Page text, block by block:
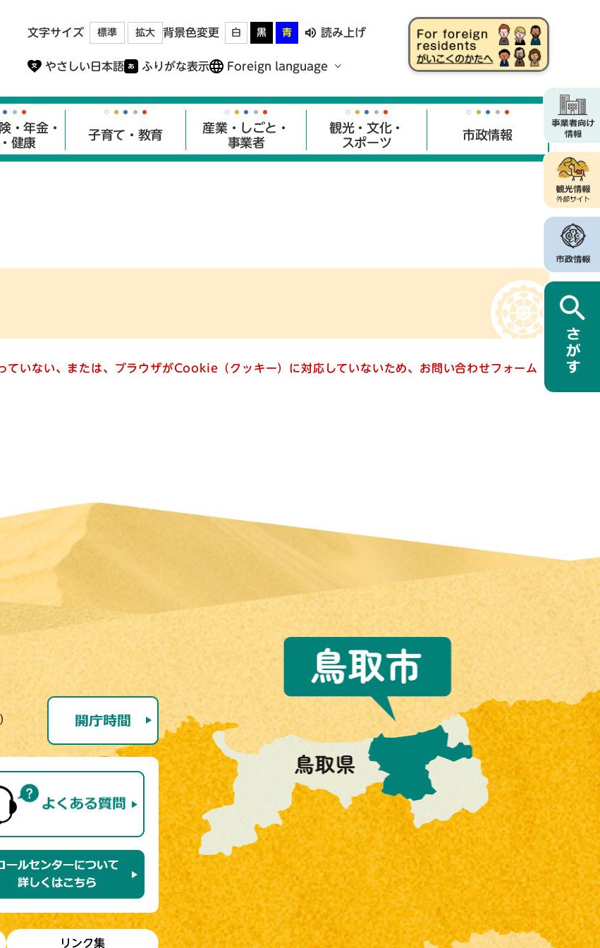
文字サイズ 標準 拡大 背景色変更 白 黒 青 読み上げ
やさしい日本語 ふりがな表示 Foreign language
・年金・
健康
子育て・教育
産業・しごと・
事業者
観光・文化・
スポーツ
市政情報
いない、または、ブラウザがCookie（クッキー）に対応していないため、お問い合わせフォーム
リンク集